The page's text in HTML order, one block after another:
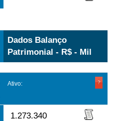
Dados Balanço
Patrimonial - R$ - Mil
Ativo:
1.273.340